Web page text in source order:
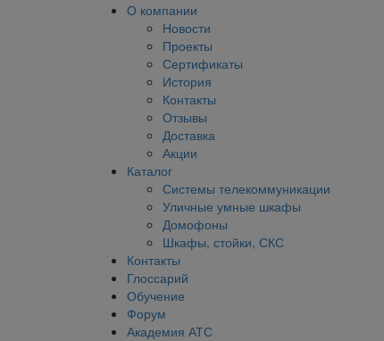
О компании
Новости
Проекты
Сертификаты
История
Контакты
Отзывы
Доставка
Акции
Каталог
Системы телекоммуникации
Уличные умные шкафы
Домофоны
Шкафы, стойки, СКС
Контакты
Глоссарий
Обучение
Форум
Академия АТС